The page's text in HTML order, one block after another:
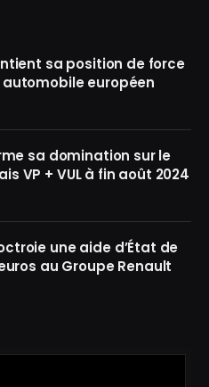
sa position de force
européen
sa domination sur le
VP + VUL à fin août 2024
une aide d’État de
au Groupe Renault